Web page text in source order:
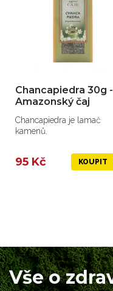
Chancapiedra 30g -
Amazonský čaj
Chancapiedra je lamač
kamenů.
95 Kč KOUPIT
Vše o